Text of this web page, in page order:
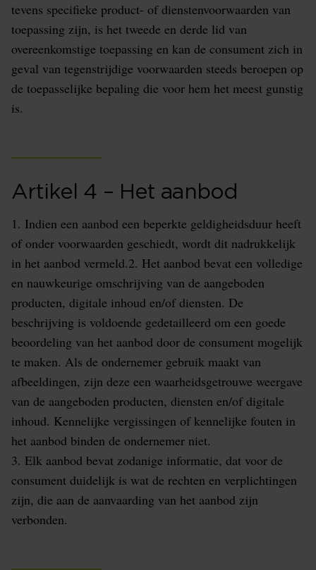
tevens specifieke product- of dienstenvoorwaarden van
toepassing zijn, is het tweede en derde lid van
overeenkomstige toepassing en kan de consument zich in
geval van tegenstrijdige voorwaarden steeds beroepen op
de toepasselijke bepaling die voor hem het meest gunstig
is.
Artikel 4 – Het aanbod
1. Indien een aanbod een beperkte geldigheidsduur heeft
of onder voorwaarden geschiedt, wordt dit nadrukkelijk
in het aanbod vermeld.2. Het aanbod bevat een volledige
en nauwkeurige omschrijving van de aangeboden
producten, digitale inhoud en/of diensten. De
beschrijving is voldoende gedetailleerd om een goede
beoordeling van het aanbod door de consument mogelijk
te maken. Als de ondernemer gebruik maakt van
afbeeldingen, zijn deze een waarheidsgetrouwe weergave
van de aangeboden producten, diensten en/of digitale
inhoud. Kennelijke vergissingen of kennelijke fouten in
het aanbod binden de ondernemer niet.
3. Elk aanbod bevat zodanige informatie, dat voor de
consument duidelijk is wat de rechten en verplichtingen
zijn, die aan de aanvaarding van het aanbod zijn
verbonden.